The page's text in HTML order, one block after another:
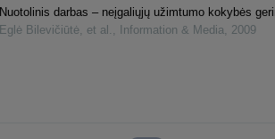
Nuotolinis darbas – neįgaliųjų užimtumo kokybės
Eglė Bilevičiūtė, et al. , Information & Media, 2009